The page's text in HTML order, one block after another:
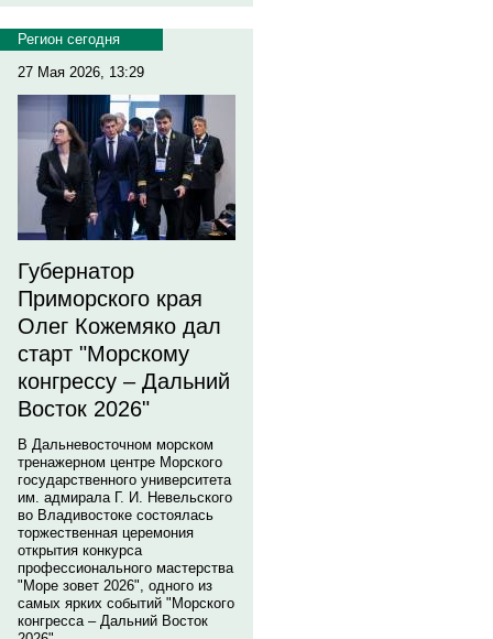
Регион сегодня
27 Мая 2026, 13:29
Губернатор
Приморского края
Олег Кожемяко дал
старт "Морскому
конгрессу – Дальний
Восток 2026"
В Дальневосточном морском
тренажерном центре Морского
государственного университета
им. адмирала Г. И. Невельского
во Владивостоке состоялась
торжественная церемония
открытия конкурса
профессионального мастерства
"Море зовет 2026", одного из
самых ярких событий "Морского
конгресса – Дальний Восток